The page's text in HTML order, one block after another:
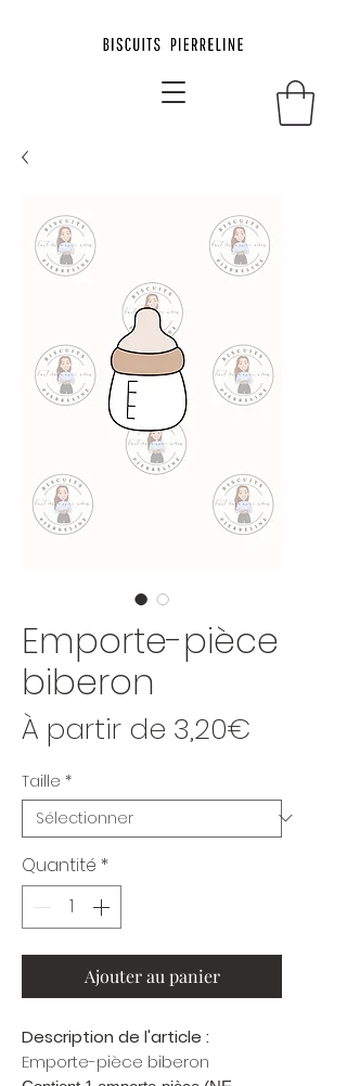
Emporte-pièce
biberon
À partir de 3,20€
Taille *
Quantité *
Ajouter au panier
Description de l'article :
Emporte-pièce biberon